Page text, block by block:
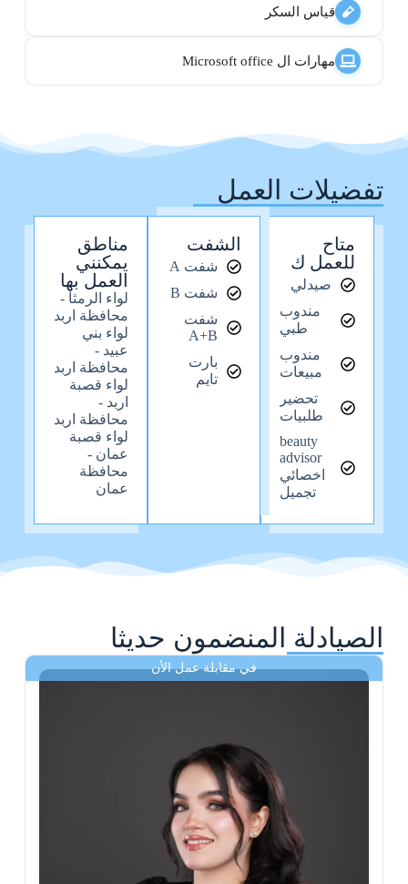
قياس السكر
مهارات ال Microsoft office
تفضيلات العمل
متاح
للعمل ك
صيدلي
مندوب
طبي
مندوب
مبيعات
تحضير
طلبيات
beauty
advisor
اخصائي
تجميل
الشفت
شفت A
شفت B
شفت
A+B
بارت
تايم
مناطق
يمكنني
العمل بها
لواء الرمثا -
محافظة اربد
لواء بني
عبيد -
محافظة اربد
لواء قصبة
اربد -
محافظة اربد
لواء قصبة
عمان -
محافظة
عمان
الصيادلة المنضمون حديثا
في مقابلة عمل الأن